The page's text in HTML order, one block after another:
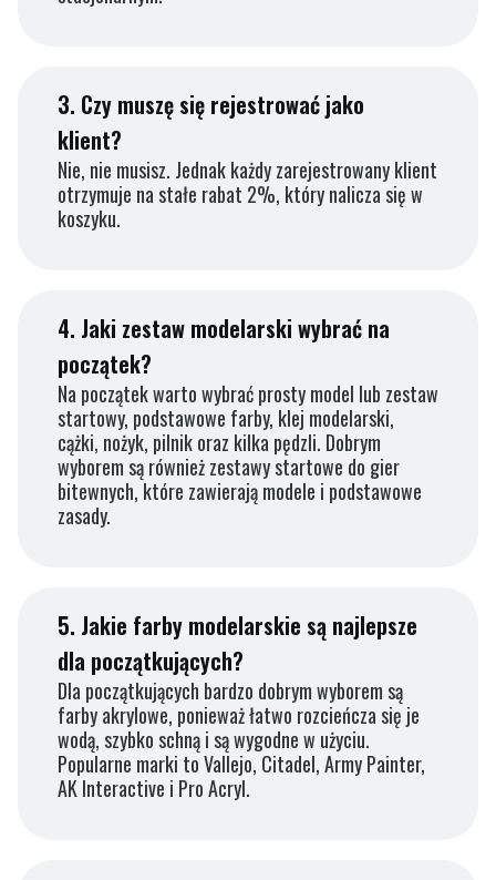
3. Czy muszę się rejestrować jako
klient?
Nie, nie musisz. Jednak każdy zarejestrowany klient
otrzymuje na stałe rabat 2%, który nalicza się w
koszyku.
4. Jaki zestaw modelarski wybrać na
początek?
Na początek warto wybrać prosty model lub zestaw
startowy, podstawowe farby, klej modelarski,
cążki, nożyk, pilnik oraz kilka pędzli. Dobrym
wyborem są również zestawy startowe do gier
bitewnych, które zawierają modele i podstawowe
zasady.
5. Jakie farby modelarskie są najlepsze
dla początkujących?
Dla początkujących bardzo dobrym wyborem są
farby akrylowe, ponieważ łatwo rozcieńcza się je
wodą, szybko schną i są wygodne w użyciu.
Popularne marki to Vallejo, Citadel, Army Painter,
AK Interactive i Pro Acryl.